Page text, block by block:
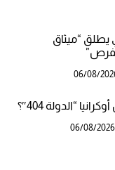
يطلق “ميثاق
06/08/
“الدولة 404″؟
06/08/2026